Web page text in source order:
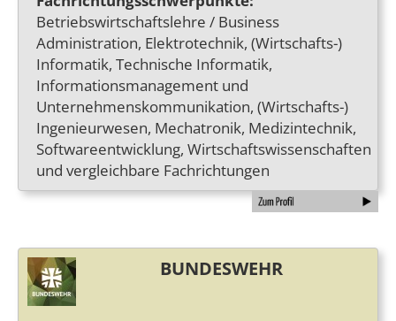
Betriebswirtschaftslehre / Business
Administration, Elektrotechnik, (Wirtschafts-)
Informatik, Technische Informatik,
Informationsmanagement und
Unternehmenskommunikation, (Wirtschafts-)
Ingenieurwesen, Mechatronik, Medizintechnik,
Softwareentwicklung, Wirtschaftswissenschaften
und vergleichbare Fachrichtungen
BUNDESWEHR